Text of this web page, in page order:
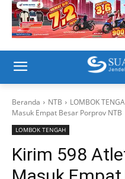
Beranda NTB LOMBOK
Masuk Empat Besar Porprov NTB
LOMBOK TENGAH
Kirim 598